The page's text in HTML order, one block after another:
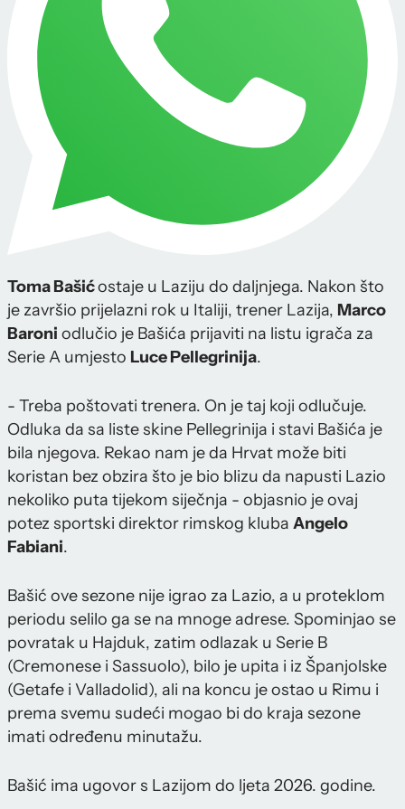
Toma Bašićostaje u Laziju do daljnjega. Nakon što
je završio prijelazni rok u Italiji, trener Lazija, Marco
Baroni odlučio je Bašića prijaviti na listu igrača za
Serie A umjesto Luce Pellegrinija.
- Treba poštovati trenera. On je taj koji odlučuje.
Odluka da sa liste skine Pellegrinija i stavi Bašića je
bila njegova. Rekao nam je da Hrvat može biti
koristan bez obzira što je bio blizu da napusti Lazio
nekoliko puta tijekom siječnja - objasnio je ovaj
potez sportski direktor rimskog kluba Angelo
Fabiani.
Bašić ove sezone nije igrao za Lazio, a u proteklom
periodu selilo ga se na mnoge adrese. Spominjao se
povratak u Hajduk, zatim odlazak u Serie B
(Cremonese i Sassuolo), bilo je upita i iz Španjolske
(Getafe i Valladolid), ali na koncu je ostao u Rimu i
prema svemu sudeći mogao bi do kraja sezone
imati određenu minutažu.
Bašić ima ugovor s Lazijom do ljeta 2026. godine.